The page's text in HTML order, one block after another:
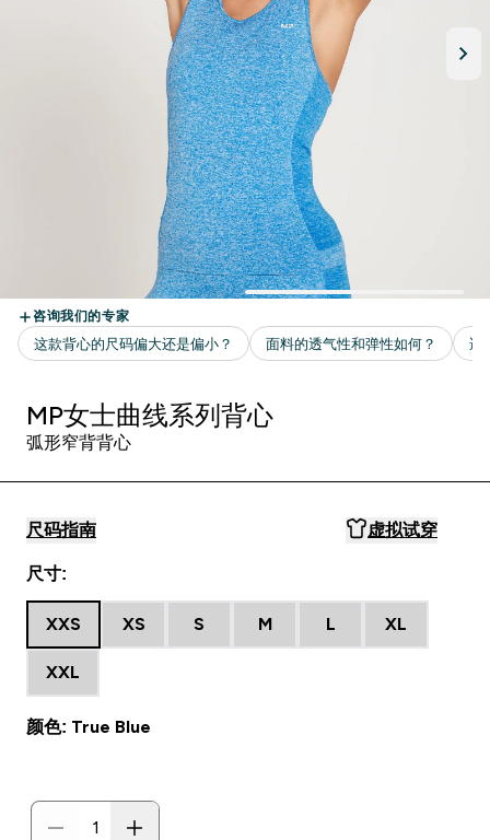
MP女士曲线系列背心
弧形窄背背心
尺码指南 虚拟试穿
尺寸:
XXS XS S M L XL
XXL
颜色: True Blue